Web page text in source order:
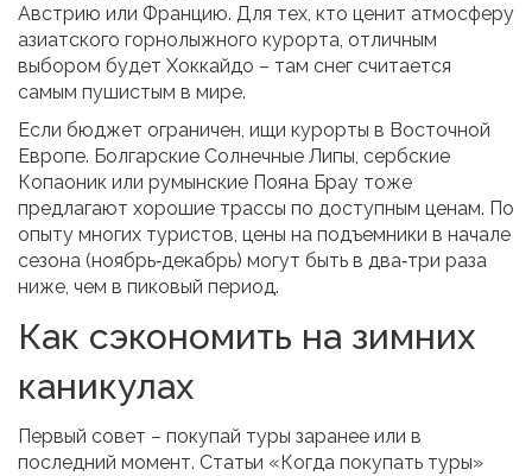
Австрию или Францию. Для тех, кто ценит атмосферу
азиатского горнолыжного курорта, отличным
выбором будет Хоккайдо – там снег считается
самым пушистым в мире.
Если бюджет ограничен, ищи курорты в Восточной
Европе. Болгарские Солнечные Липы, сербские
Копаоник или румынские Пояна Брау тоже
предлагают хорошие трассы по доступным ценам. По
опыту многих туристов, цены на подъемники в начале
сезона (ноябрь‑декабрь) могут быть в два‑три раза
ниже, чем в пиковый период.
Как сэкономить на зимних
каникулах
Первый совет – покупай туры заранее или в
последний момент. Статьи «Когда покупать туры»